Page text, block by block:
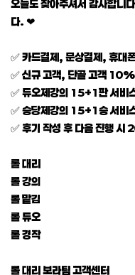
오늘도 찾아주셔서 감사합니
다. ❤
✅ 카드결제, 문상결제, 휴대
✅ 신규 고객, 단골 고객
✅ 듀오제강의 15+1판 서비
✅ 승당제강의 15+1승 서비
✅ 후기 작성 후 다음 진행 시
롤 대리
롤 강의
롤 맡김
롤 듀오
롤 경작
롤 대리 보라팀 고객센터